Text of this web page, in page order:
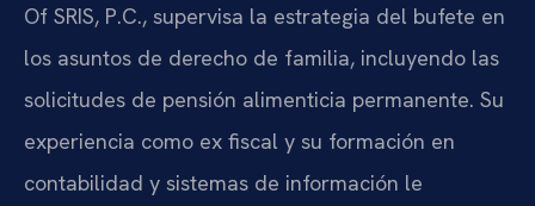
Of SRIS, P.C., supervisa la estrategia del bufete en
los asuntos de derecho de familia, incluyendo las
solicitudes de pensión alimenticia permanente. Su
experiencia como ex fiscal y su formación en
contabilidad y sistemas de información le